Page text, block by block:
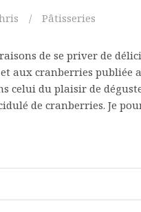
Pâtisseries
raisons de se priver de
aux cranberries publiée
celui du plaisir de
de cranberries. Je